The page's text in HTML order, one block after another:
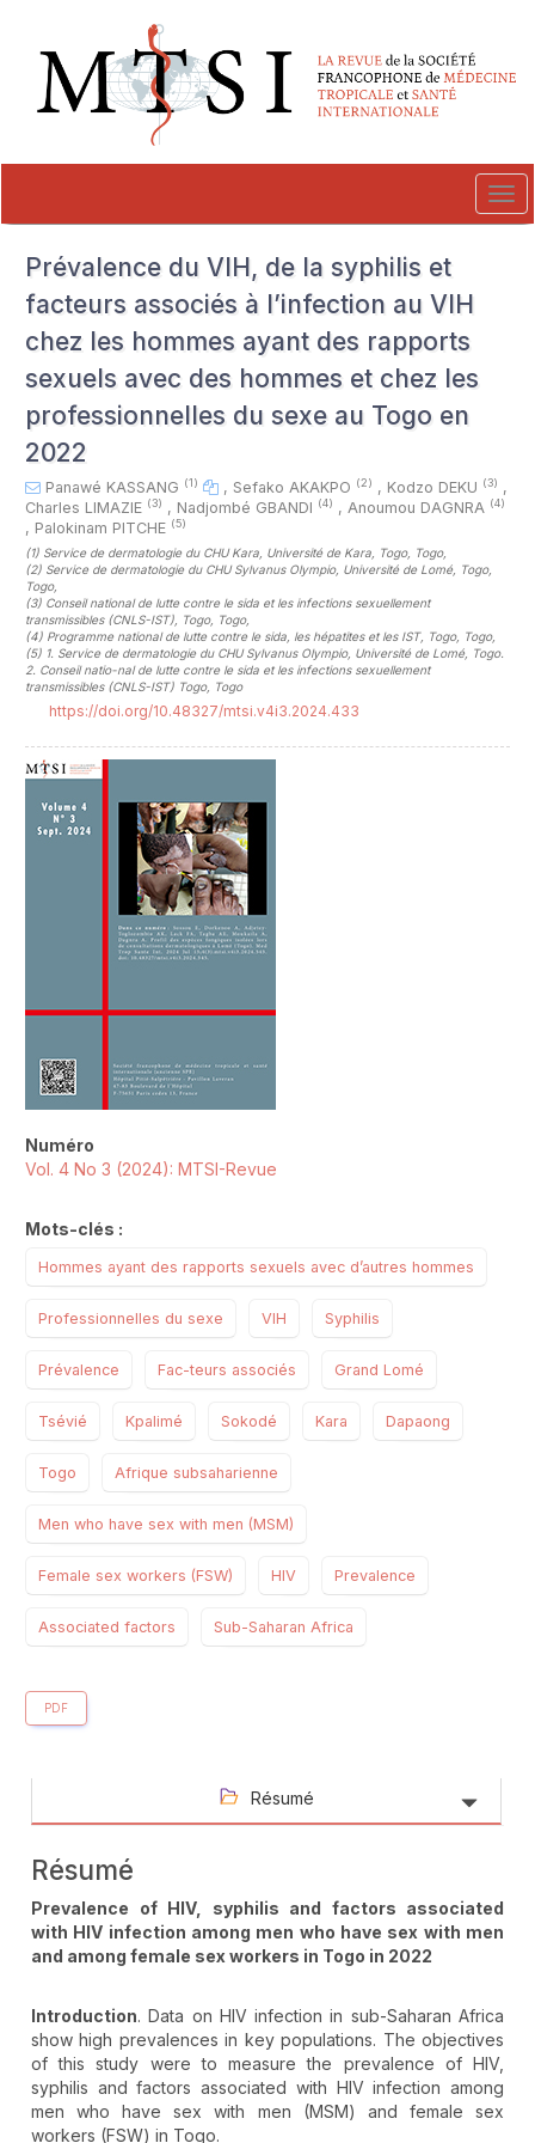
##plugins.themes.novelty.accessible_menu.main_navigation##
##plugins.themes.novelty.accessible_menu.main_content##
##plugins.themes.novelty.accessible_menu.sidebar##
Prévalence du VIH, de la syphilis et
facteurs associés à l’infection au VIH
chez les hommes ayant des rapports
sexuels avec des hommes et chez les
professionnelles du sexe au Togo en
2022
Panawé KASSANG (1) , Sefako AKAKPO (2) , Kodzo DEKU (3) ,
Charles LIMAZIE (3) , Nadjombé GBANDI (4) , Anoumou DAGNRA (4)
, Palokinam PITCHE (5)
(1) Service de dermatologie du CHU Kara, Université de Kara, Togo, Togo,
(2) Service de dermatologie du CHU Sylvanus Olympio, Université de Lomé, Togo,
Togo,
(3) Conseil national de lutte contre le sida et les infections sexuellement
transmissibles (CNLS-IST), Togo, Togo,
(4) Programme national de lutte contre le sida, les hépatites et les IST, Togo, Togo,
(5) 1. Service de dermatologie du CHU Sylvanus Olympio, Université de Lomé, Togo.
2. Conseil natio-nal de lutte contre le sida et les infections sexuellement
transmissibles (CNLS-IST) Togo, Togo
https://doi.org/10.48327/mtsi.v4i3.2024.433
Numéro
Vol. 4 No 3 (2024): MTSI-Revue
Mots-clés :
Hommes ayant des rapports sexuels avec d’autres hommes
Professionnelles du sexe VIH Syphilis
Prévalence Fac-teurs associés Grand Lomé
Tsévié Kpalimé Sokodé Kara Dapaong
Togo Afrique subsaharienne
Men who have sex with men (MSM)
Female sex workers (FSW) HIV Prevalence
Associated factors Sub-Saharan Africa
PDF
Résumé
Résumé
Prevalence of HIV, syphilis and factors associated
with HIV infection among men who have sex with men
and among female sex workers in Togo in 2022
Introduction. Data on HIV infection in sub-Saharan Africa
show high prevalences in key populations. The objectives
of this study were to measure the prevalence of HIV,
syphilis and factors associated with HIV infection among
men who have sex with men (MSM) and female sex
workers (FSW) in Togo.